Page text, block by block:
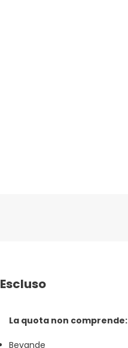
Escluso
La quota non comprende:
Bevande